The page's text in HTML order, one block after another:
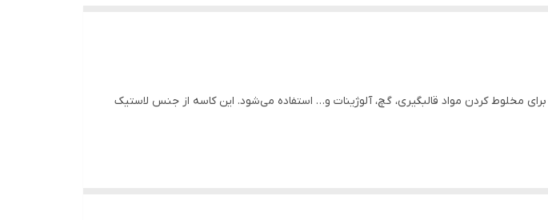
مخلوط کردن مواد قالبگیری، گچ، آلوژینات و… استفاده می‌شود. این کاسه از جنس لاستیک